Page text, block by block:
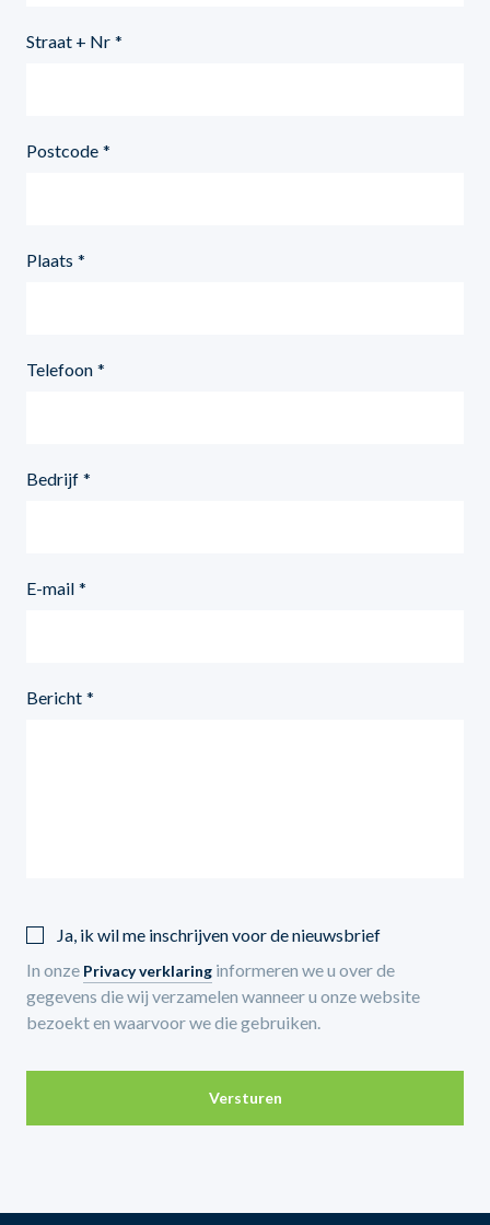
Straat + Nr
Postcode
Plaats
Telefoon
Bedrijf
E-mail
Bericht
Ja, ik wil me inschrijven voor de nieuwsbrief
In onze Privacy verklaring informeren we u over de
gegevens die wij verzamelen wanneer u onze website
bezoekt en waarvoor we die gebruiken.
Versturen